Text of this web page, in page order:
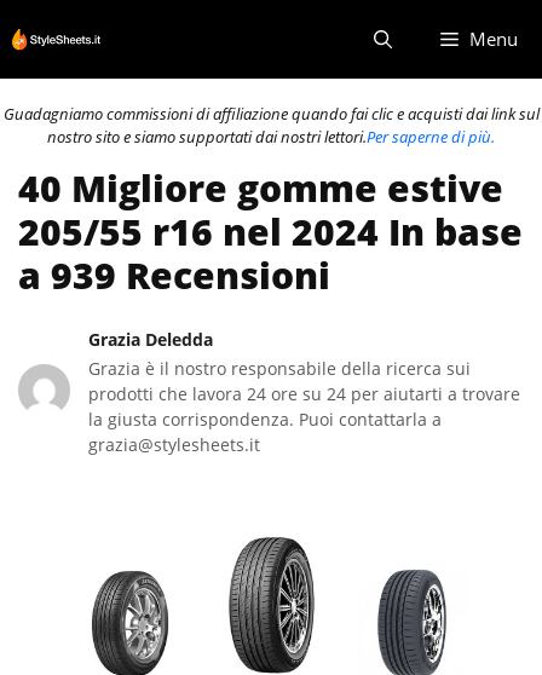
al
contenuto
Menu
Guadagniamo commissioni di affiliazione quando fai clic e acquisti dai link sul
nostro sito e siamo supportati dai nostri lettori.Per saperne di più.
40 Migliore gomme estive
205/55 r16 nel 2024 In base
a 939 Recensioni
Grazia Deledda
Grazia è il nostro responsabile della ricerca sui
prodotti che lavora 24 ore su 24 per aiutarti a trovare
la giusta corrispondenza. Puoi contattarla a
grazia@stylesheets.it